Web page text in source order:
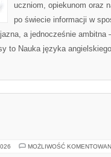
uczniom, opiekunom oraz
po świecie informacji w
a jednocześnie ambitna
to Nauka języka
MOŻLIWOŚĆ